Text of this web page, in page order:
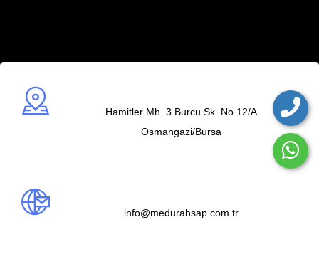
Hamitler Mh. 3.Burcu Sk. No 12/A
Osmangazi/Bursa
info@medurahsap.com.tr